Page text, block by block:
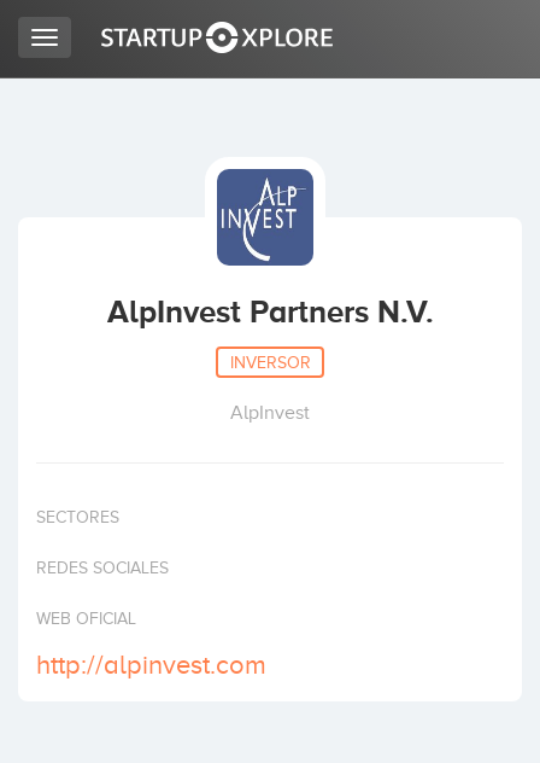
Invertir
Toggle
navigation
AlpInvest Partners N.V.
INVERSOR
AlpInvest
SECTORES
REDES SOCIALES
WEB OFICIAL
http://alpinvest.com